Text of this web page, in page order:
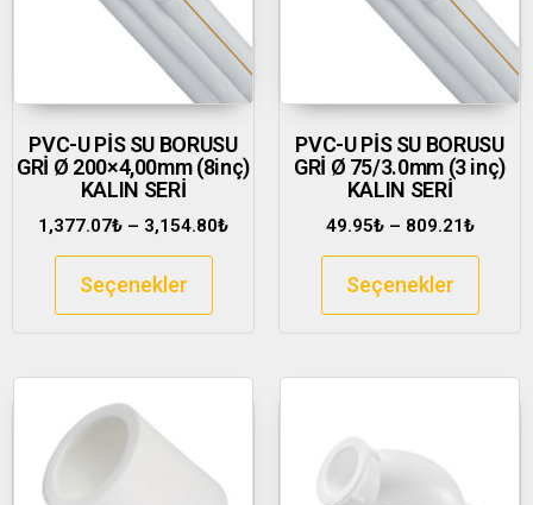
PVC-U PİS SU BORUSU
GRİ Ø 200×4,00mm (8inç)
KALIN SERİ
1,377.07₺ – 3,154.80₺
Seçenekler
PVC-U PİS SU BORUSU
GRİ Ø 75/3.0mm (3 inç)
KALIN SERİ
49.95₺ – 809.21₺
Seçenekler